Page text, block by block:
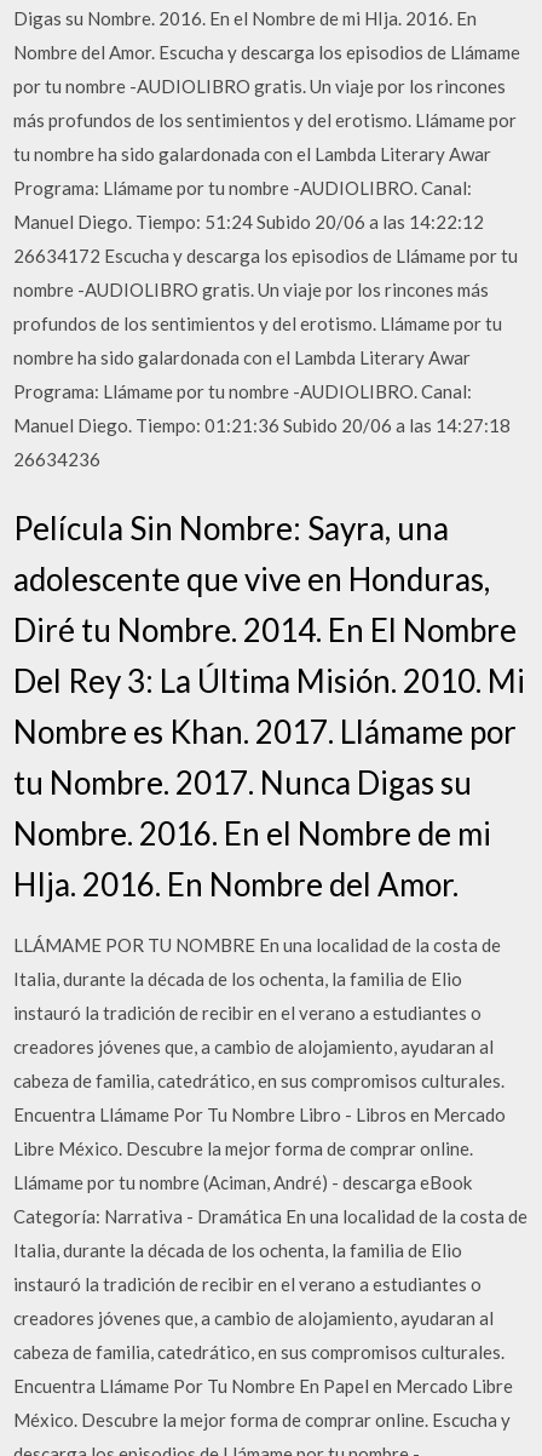
Digas su Nombre. 2016. En el Nombre de mi HIja. 2016. En
Nombre del Amor. Escucha y descarga los episodios de Llámame
por tu nombre -AUDIOLIBRO gratis. Un viaje por los rincones
más profundos de los sentimientos y del erotismo. Llámame por
tu nombre ha sido galardonada con el Lambda Literary Awar
Programa: Llámame por tu nombre -AUDIOLIBRO. Canal:
Manuel Diego. Tiempo: 51:24 Subido 20/06 a las 14:22:12
26634172 Escucha y descarga los episodios de Llámame por tu
nombre -AUDIOLIBRO gratis. Un viaje por los rincones más
profundos de los sentimientos y del erotismo. Llámame por tu
nombre ha sido galardonada con el Lambda Literary Awar
Programa: Llámame por tu nombre -AUDIOLIBRO. Canal:
Manuel Diego. Tiempo: 01:21:36 Subido 20/06 a las 14:27:18
26634236
Película Sin Nombre: Sayra, una
adolescente que vive en Honduras,
Diré tu Nombre. 2014. En El Nombre
Del Rey 3: La Última Misión. 2010. Mi
Nombre es Khan. 2017. Llámame por
tu Nombre. 2017. Nunca Digas su
Nombre. 2016. En el Nombre de mi
HIja. 2016. En Nombre del Amor.
LLÁMAME POR TU NOMBRE En una localidad de la costa de
Italia, durante la década de los ochenta, la familia de Elio
instauró la tradición de recibir en el verano a estudiantes o
creadores jóvenes que, a cambio de alojamiento, ayudaran al
cabeza de familia, catedrático, en sus compromisos culturales.
Encuentra Llámame Por Tu Nombre Libro - Libros en Mercado
Libre México. Descubre la mejor forma de comprar online.
Llámame por tu nombre (Aciman, André) - descarga eBook
Categoría: Narrativa - Dramática En una localidad de la costa de
Italia, durante la década de los ochenta, la familia de Elio
instauró la tradición de recibir en el verano a estudiantes o
creadores jóvenes que, a cambio de alojamiento, ayudaran al
cabeza de familia, catedrático, en sus compromisos culturales.
Encuentra Llámame Por Tu Nombre En Papel en Mercado Libre
México. Descubre la mejor forma de comprar online. Escucha y